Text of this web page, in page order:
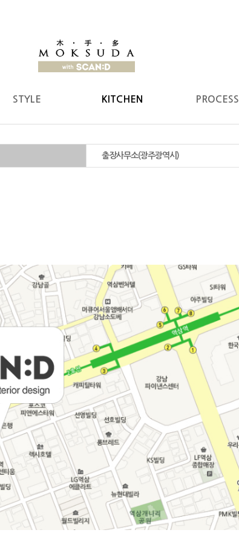
STYLE KITCHEN PROCESS
출장사무소(광주광역시)